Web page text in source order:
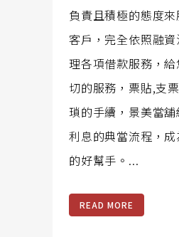
負責且積極的態度
客戶，完全依照融
理各項借款服務，
切的服務，票貼,支
瑣的手續，景美當
利息的典當流程，
的好幫手。...
READ MORE